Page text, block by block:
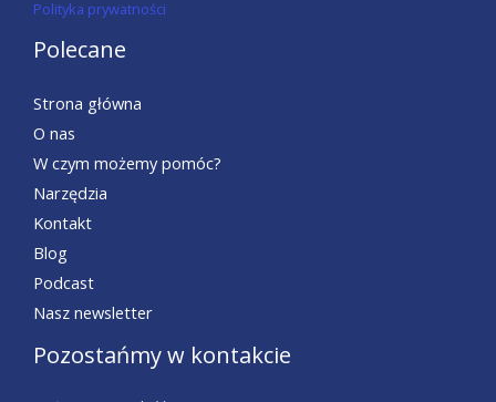
Polityka prywatności
Polecane
Strona główna
O nas
W czym możemy pomóc?
Narzędzia
Kontakt
Blog
Podcast
Nasz newsletter
Pozostańmy w kontakcie